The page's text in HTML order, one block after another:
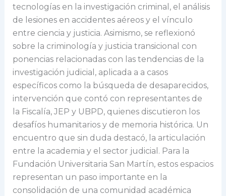
tecnologías en la investigación criminal, el análisis
de lesiones en accidentes aéreos y el vínculo
entre ciencia y justicia. Asimismo, se reflexionó
sobre la criminología y justicia transicional con
ponencias relacionadas con las tendencias de la
investigación judicial, aplicada a a casos
específicos como la búsqueda de desaparecidos,
intervención que contó con representantes de
la Fiscalía, JEP y UBPD, quienes discutieron los
desafíos humanitarios y de memoria histórica. Un
encuentro que sin duda destacó, la articulación
entre la academia y el sector judicial. Para la
Fundación Universitaria San Martín, estos espacios
representan un paso importante en la
consolidación de una comunidad académica